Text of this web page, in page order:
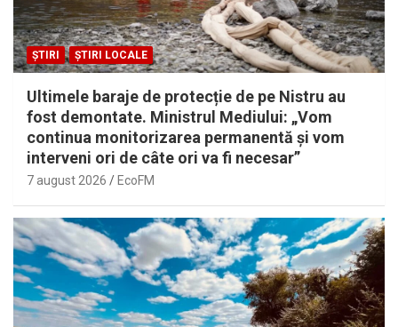
ȘTIRI ȘTIRI LOCALE
Ultimele baraje de protecție de pe Nistru au
fost demontate. Ministrul Mediului: „Vom
continua monitorizarea permanentă și vom
interveni ori de câte ori va fi necesar”
7 august 2026 EcoFM